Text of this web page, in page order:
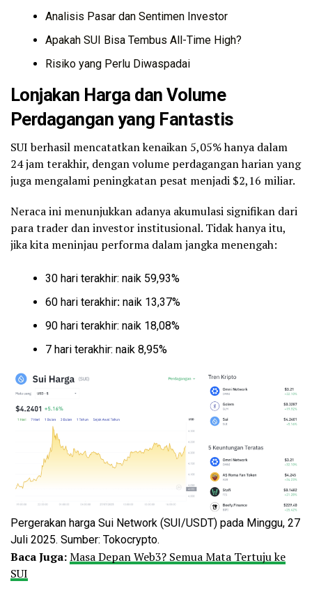
Analisis Pasar dan Sentimen Investor
Apakah SUI Bisa Tembus All-Time High?
Risiko yang Perlu Diwaspadai
Lonjakan Harga dan Volume
Perdagangan yang Fantastis
SUI berhasil mencatatkan kenaikan 5,05% hanya dalam
24 jam terakhir, dengan volume perdagangan harian yang
juga mengalami peningkatan pesat menjadi $2,16 miliar.
Neraca ini menunjukkan adanya akumulasi signifikan dari
para trader dan investor institusional. Tidak hanya itu,
jika kita meninjau performa dalam jangka menengah:
30 hari terakhir: naik 59,93%
60 hari terakhir: naik 13,37%
90 hari terakhir: naik 18,08%
7 hari terakhir: naik 8,95%
Pergerakan harga Sui Network (SUI/USDT) pada Minggu, 27
Juli 2025. Sumber: Tokocrypto.
Baca Juga:Masa Depan Web3? Semua Mata Tertuju ke
SUI